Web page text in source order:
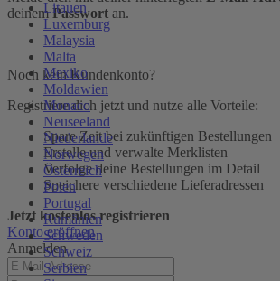
Litauen
Luxemburg
Malaysia
Malta
Mexiko
Moldawien
Monaco
Neuseeland
Niederlande
Norwegen
Österreich
Polen
Portugal
Rumänien
Schweden
Schweiz
Serbien
deinemPasswort an.
Noch kein Kundenkonto?
Registriere dich jetzt und nutze alle Vorteile:
Spare Zeit bei zukünftigen Bestellungen
Erstelle und verwalte Merklisten
Verfolge deine Bestellungen im Detail
Speichere verschiedene Lieferadressen
Jetzt kostenlos registrieren
Konto eröffnen
Anmelden